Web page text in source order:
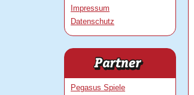
Impressum
Datenschutz
Pegasus Spiele